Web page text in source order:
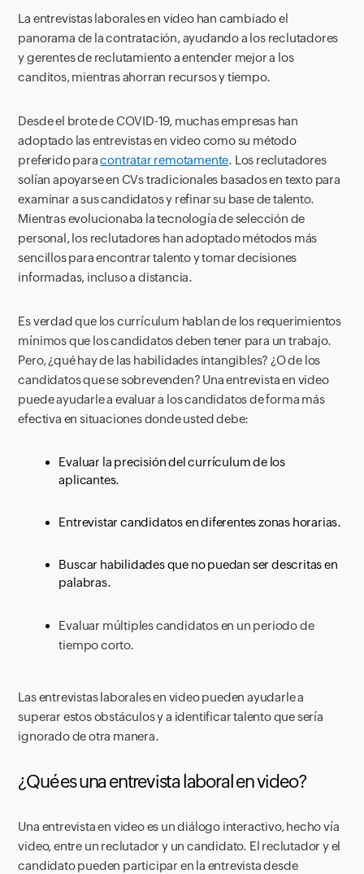
La entrevistas laborales en video han cambiado el
panorama de la contratación, ayudando a los reclutadores
y gerentes de reclutamiento a entender mejor a los
canditos, mientras ahorran recursos y tiempo.
Desde el brote de COVID-19, muchas empresas han
adoptado las entrevistas en video como su método
preferido paracontratar remotamente. Los reclutadores
solían apoyarse en CVs tradicionales basados en texto para
examinar a sus candidatos y refinar su base de talento.
Mientras evolucionaba la tecnología de selección de
personal, los reclutadores han adoptado métodos más
sencillos para encontrar talento y tomar decisiones
informadas, incluso a distancia.
Es verdad que los currículum hablan de los requerimientos
mínimos que los candidatos deben tener para un trabajo.
Pero, ¿qué hay de las habilidades intangibles? ¿O de los
candidatos que se sobrevenden? Una entrevista en video
puede ayudarle a evaluar a los candidatos de forma más
efectiva en situaciones donde usted debe:
Evaluar la precisión del currículum de los
aplicantes.
Entrevistar candidatos en diferentes zonas horarias.
Buscar habilidades que no puedan ser descritas en
palabras.
Evaluar múltiples candidatos en un periodo de
tiempo corto.
Las entrevistas laborales en video pueden ayudarle a
superar estos obstáculos y a identificar talento que sería
ignorado de otra manera.
¿Qué es una entrevista laboral en video?
Una entrevista en video es un diálogo interactivo, hecho vía
video, entre un reclutador y un candidato. El reclutador y el
candidato pueden participar en la entrevista desde